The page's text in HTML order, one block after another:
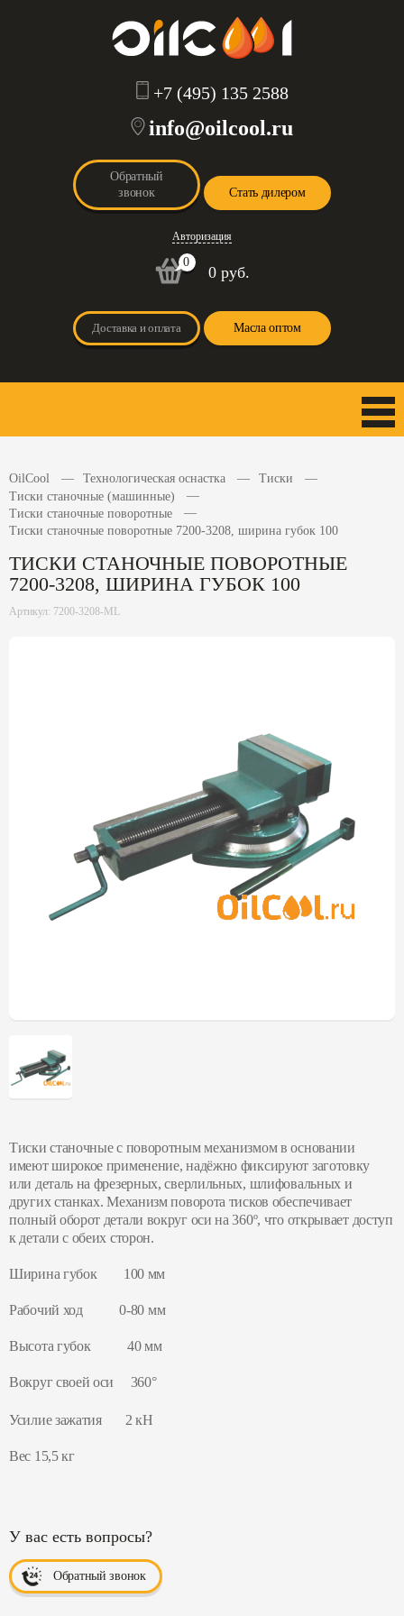
+7 (495) 135 2588
info@oilcool.ru
Обратный
звонок
Стать дилером
Авторизация
0
0 руб.
Доставка и оплата Масла оптом
OilCool Технологическая оснастка
Тиски
Тиски станочные (машинные)
Тиски станочные поворотные
Тиски станочные поворотные 7200-3208, ширина губок 100
ТИСКИ СТАНОЧНЫЕ ПОВОРОТНЫЕ
7200-3208, ШИРИНА ГУБОК 100
Артикул: 7200-3208-ML
Тиски станочные с поворотным механизмом в основании
имеют широкое применение, надёжно фиксируют заготовку
или деталь на фрезерных, сверлильных, шлифовальных и
других станках. Механизм поворота тисков обеспечивает
полный оборот детали вокруг оси на 360º, что открывает доступ
к детали с обеих сторон.
Ширина губок 100 мм
Рабочий ход 0-80 мм
Высота губок 40 мм
Вокруг своей оси 360°
Усилие зажатия 2 кН
Вес 15,5 кг
У вас есть вопросы?
Обратный звонок